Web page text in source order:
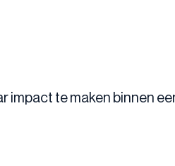
impact te maken binnen